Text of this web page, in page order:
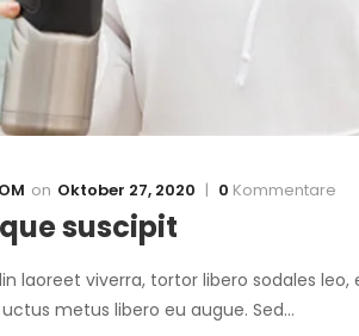
Oktober 27, 2020 0 Kommentare
suscipit
laoreet viverra, tortor libero sodales
metus libero eu augue. Sed…